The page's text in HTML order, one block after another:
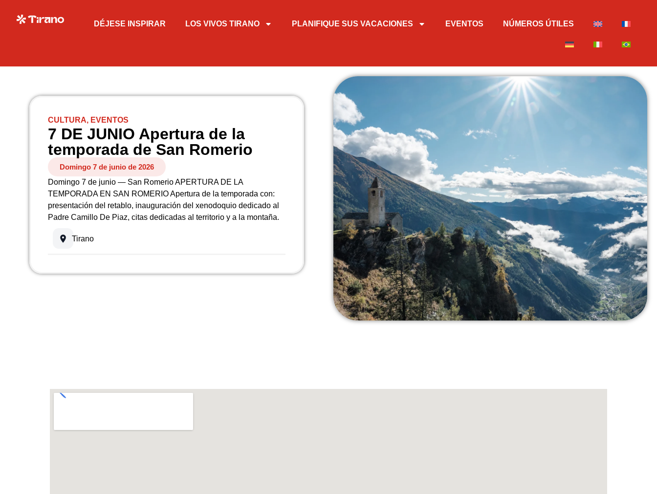
DÉJESE INSPIRAR LOS VIVOS TIRANO PLANIFIQUE SUS VACACIONES EVENTOS NÚMEROS ÚTILES
CULTURA, EVENTOS
7 DE JUNIO Apertura de la
temporada de San Romerio
Domingo 7 de junio de 2026
Domingo 7 de junio — San Romerio APERTURA DE LA
TEMPORADA EN SAN ROMERIO Apertura de la temporada con:
presentación del retablo, inauguración del xenodoquio dedicado al
Padre Camillo De Piaz, citas dedicadas al territorio y a la montaña.
Tirano